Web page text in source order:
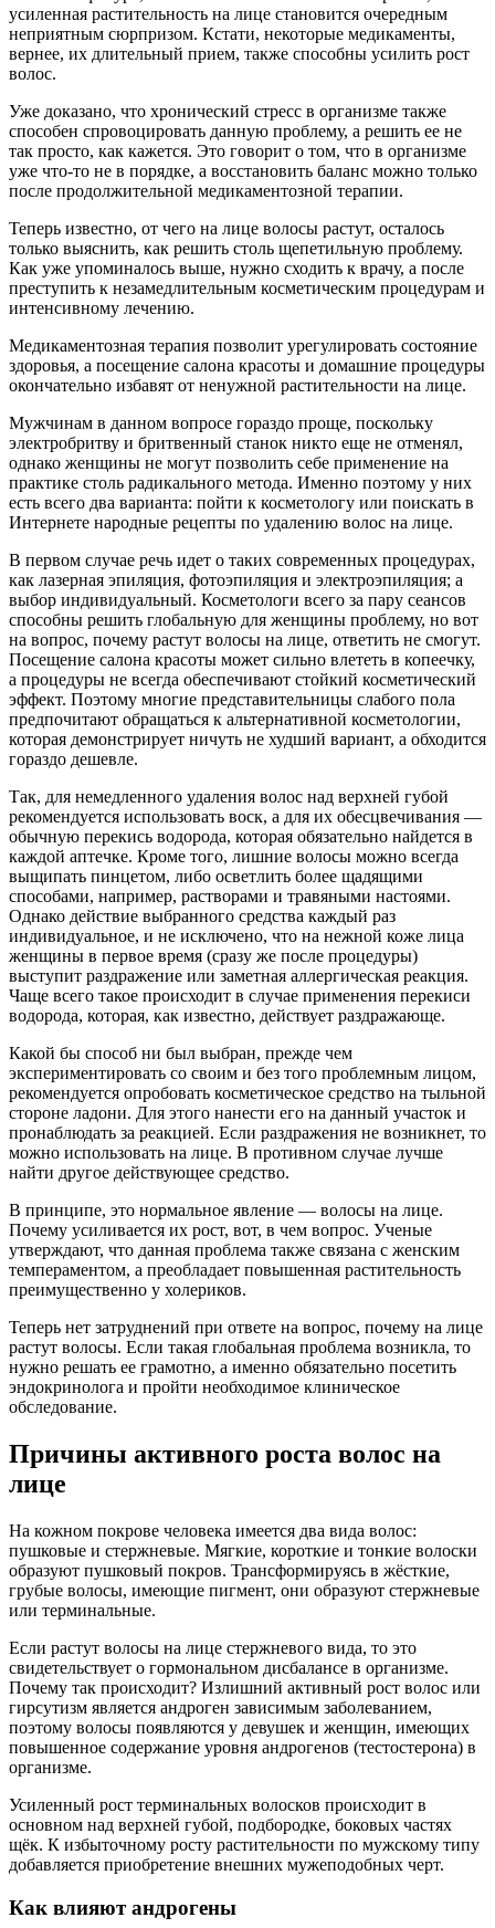
усиленная растительность на лице становится очередным
неприятным сюрпризом. Кстати, некоторые медикаменты,
вернее, их длительный прием, также способны усилить рост
волос.
Уже доказано, что хронический стресс в организме также
способен спровоцировать данную проблему, а решить ее не
так просто, как кажется. Это говорит о том, что в организме
уже что-то не в порядке, а восстановить баланс можно только
после продолжительной медикаментозной терапии.
Теперь известно, от чего на лице волосы растут, осталось
только выяснить, как решить столь щепетильную проблему.
Как уже упоминалось выше, нужно сходить к врачу, а после
преступить к незамедлительным косметическим процедурам и
интенсивному лечению.
Медикаментозная терапия позволит урегулировать состояние
здоровья, а посещение салона красоты и домашние процедуры
окончательно избавят от ненужной растительности на лице.
Мужчинам в данном вопросе гораздо проще, поскольку
электробритву и бритвенный станок никто еще не отменял,
однако женщины не могут позволить себе применение на
практике столь радикального метода. Именно поэтому у них
есть всего два варианта: пойти к косметологу или поискать в
Интернете народные рецепты по удалению волос на лице.
В первом случае речь идет о таких современных процедурах,
как лазерная эпиляция, фотоэпиляция и электроэпиляция; а
выбор индивидуальный. Косметологи всего за пару сеансов
способны решить глобальную для женщины проблему, но вот
на вопрос, почему растут волосы на лице, ответить не смогут.
Посещение салона красоты может сильно влететь в копеечку,
а процедуры не всегда обеспечивают стойкий косметический
эффект. Поэтому многие представительницы слабого пола
предпочитают обращаться к альтернативной косметологии,
которая демонстрирует ничуть не худший вариант, а обходится
гораздо дешевле.
Так, для немедленного удаления волос над верхней губой
рекомендуется использовать воск, а для их обесцвечивания —
обычную перекись водорода, которая обязательно найдется в
каждой аптечке. Кроме того, лишние волосы можно всегда
выщипать пинцетом, либо осветлить более щадящими
способами, например, растворами и травяными настоями.
Однако действие выбранного средства каждый раз
индивидуальное, и не исключено, что на нежной коже лица
женщины в первое время (сразу же после процедуры)
выступит раздражение или заметная аллергическая реакция.
Чаще всего такое происходит в случае применения перекиси
водорода, которая, как известно, действует раздражающе.
Какой бы способ ни был выбран, прежде чем
экспериментировать со своим и без того проблемным лицом,
рекомендуется опробовать косметическое средство на тыльной
стороне ладони. Для этого нанести его на данный участок и
пронаблюдать за реакцией. Если раздражения не возникнет, то
можно использовать на лице. В противном случае лучше
найти другое действующее средство.
В принципе, это нормальное явление — волосы на лице.
Почему усиливается их рост, вот, в чем вопрос. Ученые
утверждают, что данная проблема также связана с женским
темпераментом, а преобладает повышенная растительность
преимущественно у холериков.
Теперь нет затруднений при ответе на вопрос, почему на лице
растут волосы. Если такая глобальная проблема возникла, то
нужно решать ее грамотно, а именно обязательно посетить
эндокринолога и пройти необходимое клиническое
обследование.
Причины активного роста волос на
лице
На кожном покрове человека имеется два вида волос:
пушковые и стержневые. Мягкие, короткие и тонкие волоски
образуют пушковый покров. Трансформируясь в жёсткие,
грубые волосы, имеющие пигмент, они образуют стержневые
или терминальные.
Если растут волосы на лице стержневого вида, то это
свидетельствует о гормональном дисбалансе в организме.
Почему так происходит? Излишний активный рост волос или
гирсутизм является андроген зависимым заболеванием,
поэтому волосы появляются у девушек и женщин, имеющих
повышенное содержание уровня андрогенов (тестостерона) в
организме.
Усиленный рост терминальных волосков происходит в
основном над верхней губой, подбородке, боковых частях
щёк. К избыточному росту растительности по мужскому типу
добавляется приобретение внешних мужеподобных черт.
Как влияют андрогены